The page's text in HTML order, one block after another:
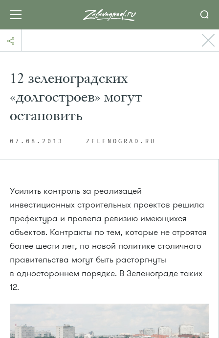
12 зеленоградских
«долгостроев» могут
остановить
07.08.2013 ZELENOGRAD.RU
Усилить контроль за реализацей
инвестиционных строительных проектов решила
префектура и провела ревизию имеющихся
объектов. Контракты по тем, которые не строятся
более шести лет, по новой политике столичного
правительства могут быть расторгнуты
в одностороннем порядке. В Зеленограде таких
12.